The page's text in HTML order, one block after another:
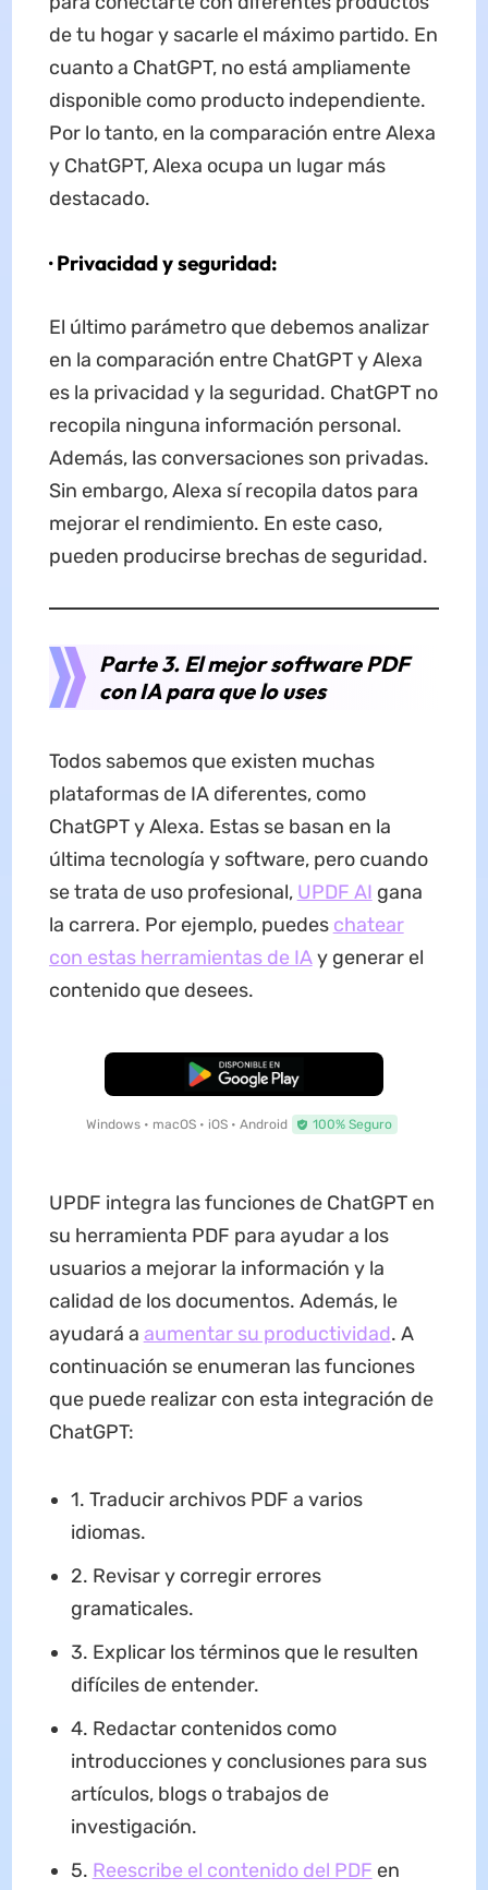
de tu hogar y sacarle el máximo partido. En
cuanto a ChatGPT, no está ampliamente
disponible como producto independiente.
Por lo tanto, en la comparación entre Alexa
y ChatGPT, Alexa ocupa un lugar más
destacado.
· Privacidad y seguridad:
El último parámetro que debemos analizar
en la comparación entre ChatGPT y Alexa
es la privacidad y la seguridad. ChatGPT no
recopila ninguna información personal.
Además, las conversaciones son privadas.
Sin embargo, Alexa sí recopila datos para
mejorar el rendimiento. En este caso,
pueden producirse brechas de seguridad.
Parte 3. El mejor software PDF
con IA para que lo uses
Todos sabemos que existen muchas
plataformas de IA diferentes, como
ChatGPT y Alexa. Estas se basan en la
última tecnología y software, pero cuando
se trata de uso profesional, UPDF AI gana
la carrera. Por ejemplo, puedes chatear
con estas herramientas de IAy generar el
contenido que desees.
Descarga Gratuita
Windows • macOS • iOS • Android 100% Seguro
UPDF integra las funciones de ChatGPT en
su herramienta PDF para ayudar a los
usuarios a mejorar la información y la
calidad de los documentos. Además, le
ayudará a aumentar su productividad. A
continuación se enumeran las funciones
que puede realizar con esta integración de
ChatGPT:
1. Traducir archivos PDF a varios
idiomas.
2. Revisar y corregir errores
gramaticales.
3. Explicar los términos que le resulten
difíciles de entender.
4. Redactar contenidos como
introducciones y conclusiones para sus
artículos, blogs o trabajos de
investigación.
5. Reescribe el contenido del PDF en